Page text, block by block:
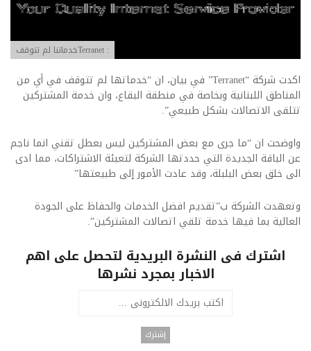
: Terranetخدماتنا لم تتوقف
اكدت شركة “Terranet” في بيان، ان “خدماتها لم تتوقف في أي من
المناطق اللبنانية وبخاصة في منطقة البقاع، وان خدمة المشتركين
تتلقى الاتصالات بشكل طبيعي”.
واوضحت ان “ما جرى مع بعض المشتركين ليس بعطل تقني انما ناجم
عن الباقة الجديدة التي حددتها الشركة لتعبئة الاشتراكات، مما ادى
الى خلق بعض البلبلة، وقد عادت الأمور إلى طبيعتها”
وتعهدت الشركة ب”تقديم افضل الخدمات والحفاظ على الجودة
العالية بما فيها خدمة تلقي اتصالات المشتركين”.
اشترك فى النشرة البريدية لتحصل على اهم
الاخبار بمجرد نشرها